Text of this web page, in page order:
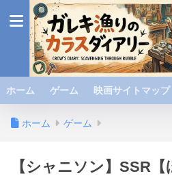
ホーム ゲーム 映画サイトマッ
ホーム ゲーム
【シャニソン】SSR